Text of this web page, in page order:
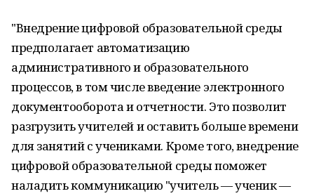
"Внедрение цифровой образовательной среды
предполагает автоматизацию
административного и образовательного
процессов, в том числе введение электронного
документооборота и отчетности. Это позволит
разгрузить учителей и оставить больше времени
для занятий с учениками. Кроме того, внедрение
цифровой образовательной среды поможет
наладить коммуникацию "учитель — ученик —